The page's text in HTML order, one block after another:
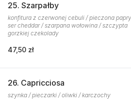
25. Szarpałby
konfitura z czerwonej cebuli / pieczona
ser cheddar / szarpana wołowina / szczypta
gorzkiej czekolady
47,50 zł
26. Capricciosa
szynka / pieczarki / oliwki / karczochy